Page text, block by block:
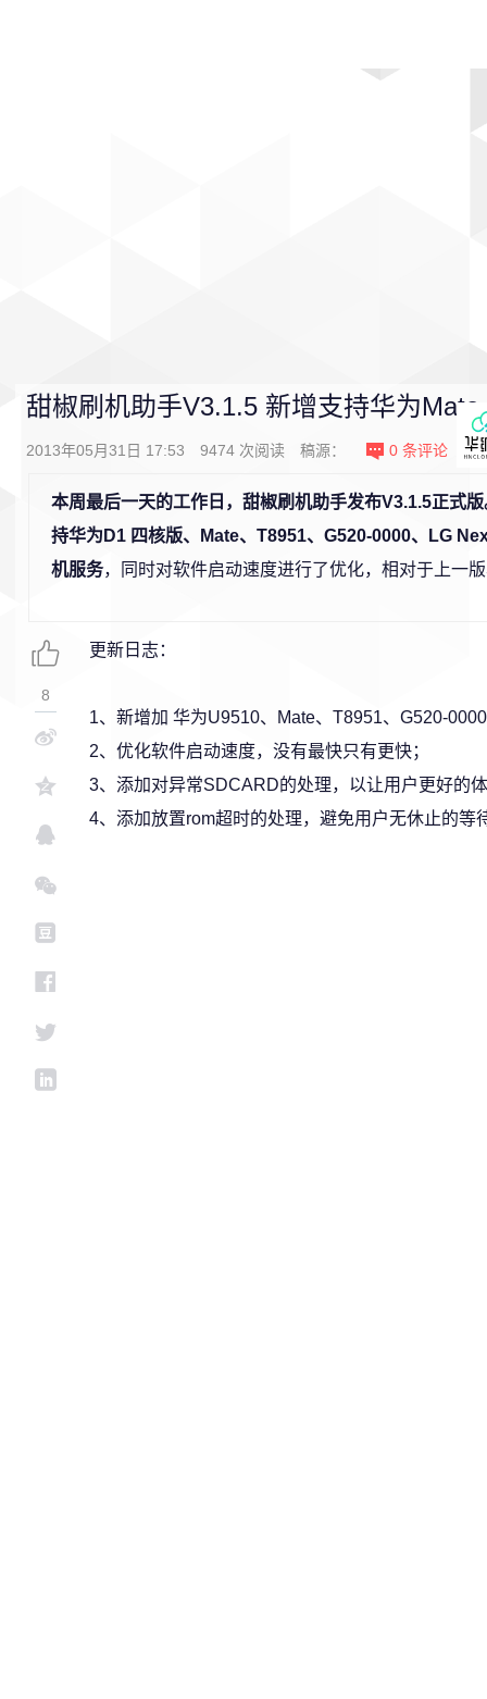
甜椒刷机助手V3.1.5 新增支持华为
2013年05月31日 17:53 9474 次阅读 稿源： 0 条评论
本周最后一天的工作日，甜椒刷机助手发布V3.1.5正式
持华为D1 四核版、Mate、T8951、G520-0000、LG
机服务，同时对软件启动速度进行了优化，相对于上一
更新日志：
1、新增加 华为U9510、Mate、T8951、G520-
2、优化软件启动速度，没有最快只有更快；
3、添加对异常SDCARD的处理，以让用户更好的
4、添加放置rom超时的处理，避免用户无休止的等
8